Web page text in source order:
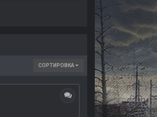
СОРТИРОВКА